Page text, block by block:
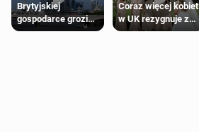
Brytyjskiej
gospodarce grozi
recesja, jeśli
Coraz więcej kobiet
w UK rezygnuje z
roli druhny na